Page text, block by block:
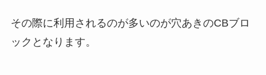
その際に利用されるのが多いのが穴あきのCBブロ
ックとなります。